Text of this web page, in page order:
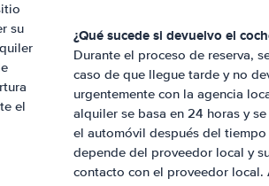
su
el
¿Qué sucede si devuelvo el
Durante el proceso de reserva,
caso de que llegue tarde y no
urgentemente con la agencia
alquiler se basa en 24 horas y
el automóvil después del
depende del proveedor local y
contacto con el proveedor local.